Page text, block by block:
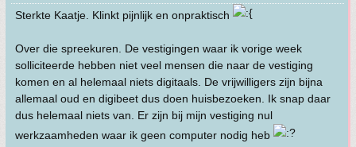
Sterkte Kaatje. Klinkt pijnlijk en onpraktisch
Over die spreekuren. De vestigingen waar ik vorige week
solliciteerde hebben niet veel mensen die naar de vestiging
komen en al helemaal niets digitaals. De vrijwilligers zijn bijna
allemaal oud en digibeet dus doen huisbezoeken. Ik snap daar
dus helemaal niets van. Er zijn bij mijn vestiging nul
werkzaamheden waar ik geen computer nodig heb